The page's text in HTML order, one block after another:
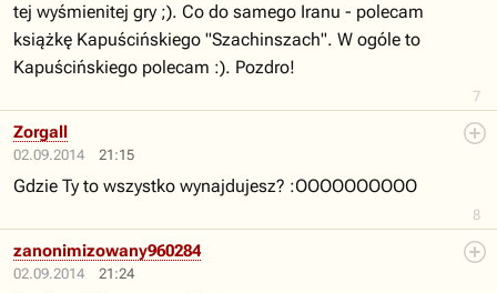
7
tej wyśmienitej gry ;). Co do samego Iranu - polecam
książkę Kapuścińskiego "Szachinszach". W ogóle to
Kapuścińskiego polecam :). Pozdro!
02.09.2014 21:15
8
Zorgall
Gdzie Ty to wszystko wynajdujesz? :OOOOOOOOOO
02.09.2014 21:24
zanonimizowany960284